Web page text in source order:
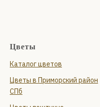
Цветы
Каталог цветов
Цветы в Приморский район
СПб